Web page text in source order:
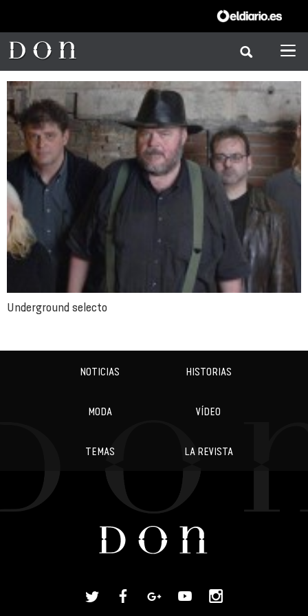
Underground selecto
NOTICIAS HISTORIAS
MODA VÍDEO
TEMAS LA REVISTA